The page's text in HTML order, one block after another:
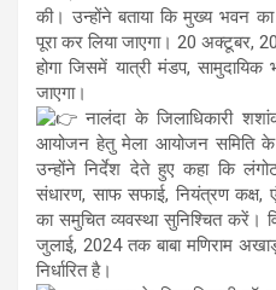
की। उन्होंने बताया कि मुख्य भवन
पूरा कर लिया जाएगा। 20 अक्टूबर,
होगा जिसमें यात्री मंडप, सामुदायिक
जाएगा।
नालंदा के जिलाधिकारी
आयोजन हेतु मेला आयोजन समिति के
उन्होंने निर्देश देते हुए कहा कि
संधारण, साफ सफाई, नियंत्रण कक्ष,
का समुचित व्यवस्था सुनिश्चित करें।
जुलाई, 2024 तक बाबा मणिराम
निर्धारित है।